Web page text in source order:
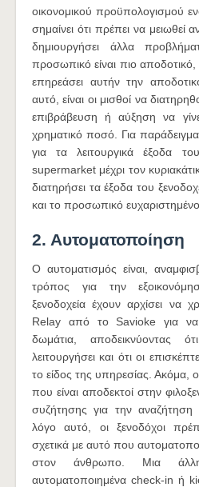
οικονομικού προϋπολογισμού
σημαίνει ότι πρέπει να
δημιουργήσει άλλα
προσωπικό είναι πιο
επηρεάσει αυτήν την
αυτό, είναι οι μισθοί να
επιβράβευση ή αύξηση να
χρηματικό ποσό. Για
για τα λειτουργικά έξοδα
supermarket μέχρι τον
διατηρήσει τα έξοδα του
και το προσωπικό ευχαριστημένο.
2. Αυτοματοποίηση
Ο αυτοματισμός είναι,
τρόπος για την
ξενοδοχεία έχουν αρχίσει να
Relay από το Savioke για να
δωμάτια, αποδεικνύοντας
λειτουργήσει και ότι οι
το είδος της υπηρεσίας. Ακόμα,
που είναι αποδεκτοί στην
συζήτησης για την
λόγο αυτό, οι ξενοδόχοι
σχετικά με αυτό που
στον άνθρωπο. Μια
αυτοματοποιημένα check-in ή